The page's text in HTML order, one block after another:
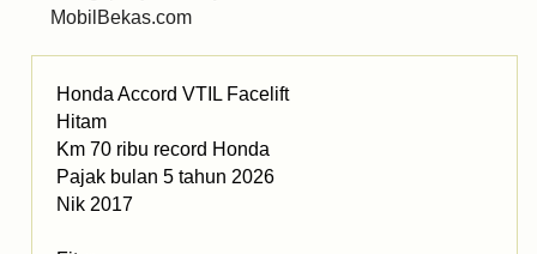
MobilBekas.com
Honda Accord VTIL Facelift
Hitam
Km 70 ribu record Honda
Pajak bulan 5 tahun 2026
Nik 2017